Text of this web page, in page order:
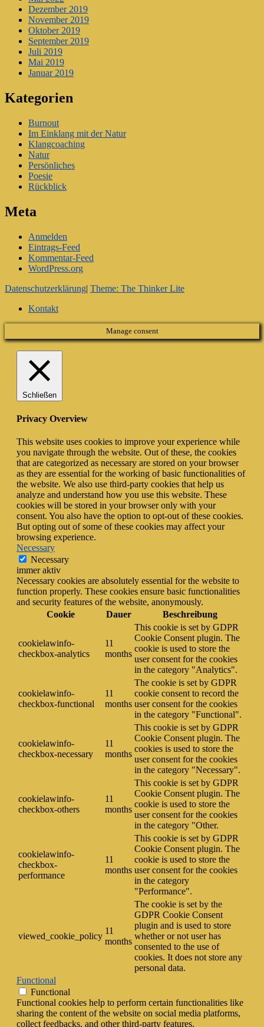
Dezember 2019
November 2019
Oktober 2019
September 2019
Juli 2019
Mai 2019
Januar 2019
Kategorien
Burnout
Im Einklang mit der Natur
Klangcoaching
Natur
Persönliches
Poesie
Rückblick
Meta
Anmelden
Eintrags-Feed
Kommentar-Feed
WordPress.org
Datenschutzerklärung| Theme: The Thinker Lite
Kontakt
Manage consent
Schließen
Privacy Overview
This website uses cookies to improve your experience while
you navigate through the website. Out of these, the cookies
that are categorized as necessary are stored on your browser
as they are essential for the working of basic functionalities of
the website. We also use third-party cookies that help us
analyze and understand how you use this website. These
cookies will be stored in your browser only with your
consent. You also have the option to opt-out of these cookies.
But opting out of some of these cookies may affect your
browsing experience.
Necessary
Necessary
immer aktiv
Necessary cookies are absolutely essential for the website to
function properly. These cookies ensure basic functionalities
and security features of the website, anonymously.
Cookie
Dauer Beschreibung
cookielawinfo-
checkbox-analytics
11
months
This cookie is set by GDPR
Cookie Consent plugin. The
cookie is used to store the
user consent for the cookies
in the category "Analytics".
cookielawinfo-
checkbox-functional
11
months
The cookie is set by GDPR
cookie consent to record the
user consent for the cookies
in the category "Functional".
cookielawinfo-
checkbox-necessary
11
months
This cookie is set by GDPR
Cookie Consent plugin. The
cookies is used to store the
user consent for the cookies
in the category "Necessary".
cookielawinfo-
checkbox-others
11
months
This cookie is set by GDPR
Cookie Consent plugin. The
cookie is used to store the
user consent for the cookies
in the category "Other.
cookielawinfo-
checkbox-
performance
11
months
This cookie is set by GDPR
Cookie Consent plugin. The
cookie is used to store the
user consent for the cookies
in the category
"Performance".
viewed_cookie_policy
11
months
The cookie is set by the
GDPR Cookie Consent
plugin and is used to store
whether or not user has
consented to the use of
cookies. It does not store any
personal data.
Functional
Functional
Functional cookies help to perform certain functionalities like
sharing the content of the website on social media platforms,
collect feedbacks, and other third-party features.